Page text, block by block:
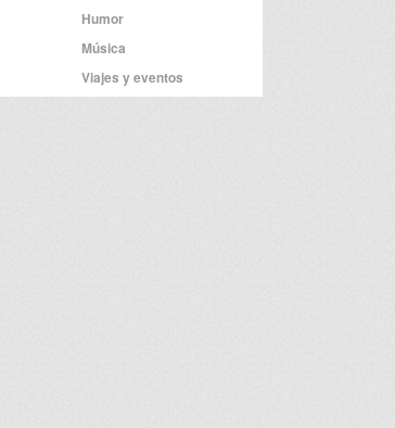
Humor
Música
Viajes y eventos